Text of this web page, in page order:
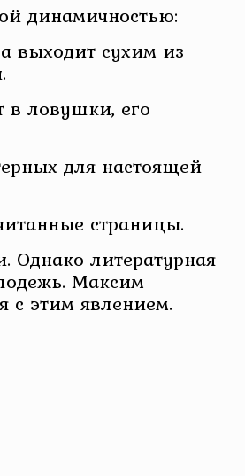
динамичностью:
выходит сухим из
в ловушки, его
для настоящей
страницы.
Однако литературная
Максим
с этим явлением.